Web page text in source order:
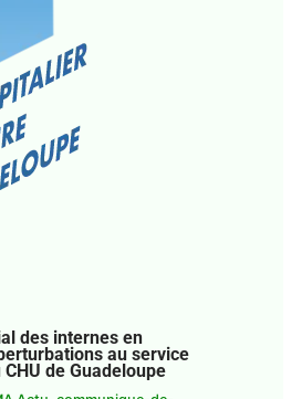
des internes en
au service
de Guadeloupe